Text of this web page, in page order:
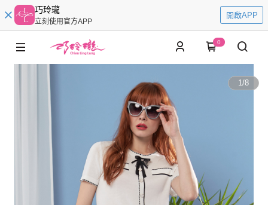
巧玲瓏
立刻使用官方APP
開啟APP
0
1/8